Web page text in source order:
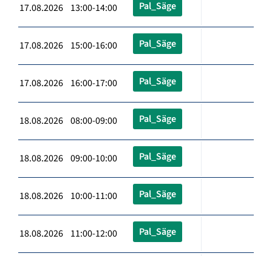
17.08.2026 13:00-14:00 Pal_Säge
17.08.2026 15:00-16:00 Pal_Säge
17.08.2026 16:00-17:00 Pal_Säge
18.08.2026 08:00-09:00 Pal_Säge
18.08.2026 09:00-10:00 Pal_Säge
18.08.2026 10:00-11:00 Pal_Säge
18.08.2026 11:00-12:00 Pal_Säge